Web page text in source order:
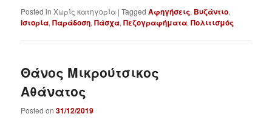
Posted in Χωρίς κατηγορία |Tagged Αφηγήσεις, Βυζάντιο,
Ιστορία,Παράδοση,Πάσχα,Πεζογραφήματα,Πολιτισμός
Θάνος Μικρούτσικος
Αθάνατος
Posted on31/12/2019